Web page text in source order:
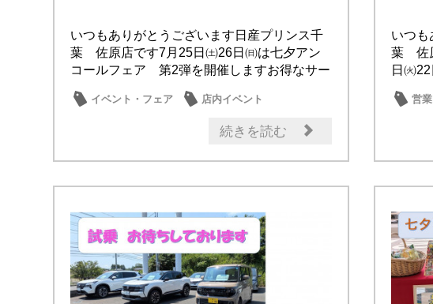
いつもありがとうございます日産プリンス千
葉 佐原店です7月25日㈯26日㈰は七夕アン
コールフェア 第2弾を開催しますお得なサー
イベント・フェア 店内イベント
続きを読む
いつも
葉 佐
日㈫
営